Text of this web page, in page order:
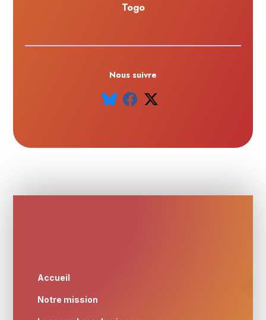
Togo
Nous suivre
Accueil
Notre mission